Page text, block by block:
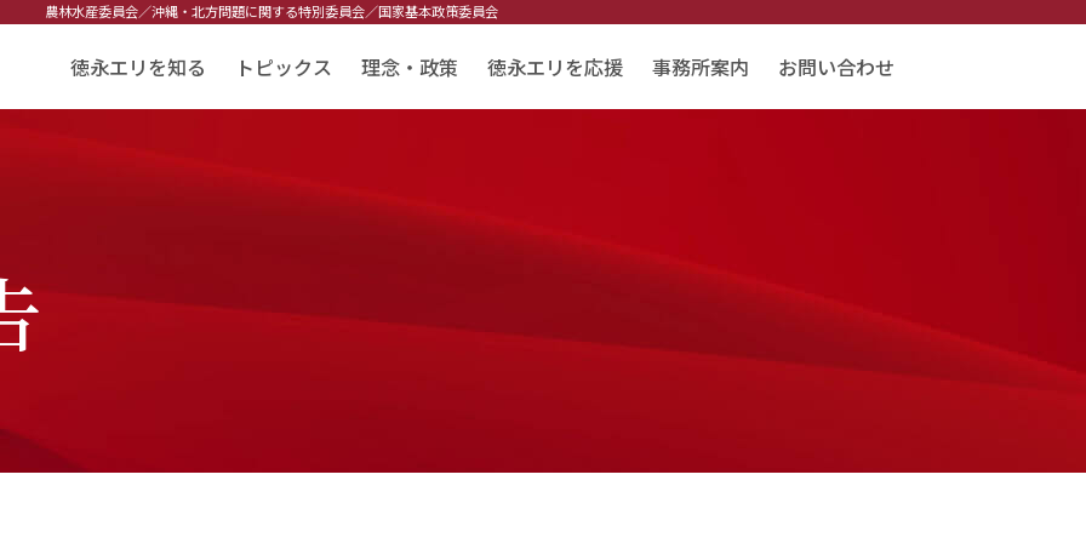
農林水産委員会／沖縄・北方問題に関する特別委員会／国家基本政策委員会
徳永エリを知る トピックス 理念・政策 徳永エリを応援 事務所案内 お問い合わせ